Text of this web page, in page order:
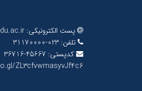
پست الکترونیکی:
تلفن: 023-31170000
کدپستی: 45667-36716
ZL3cfvwmasyvJf4c6